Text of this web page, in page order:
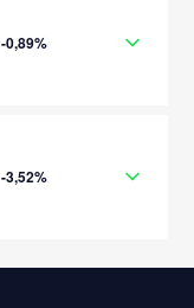
-0,89%
-3,52%